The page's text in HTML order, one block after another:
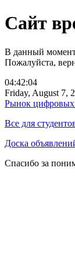
Сайт
В данный
Пожалуйста,
04:42:04
Friday, August 7,
Рынок цифровых
Все для
Доска
Спасибо за